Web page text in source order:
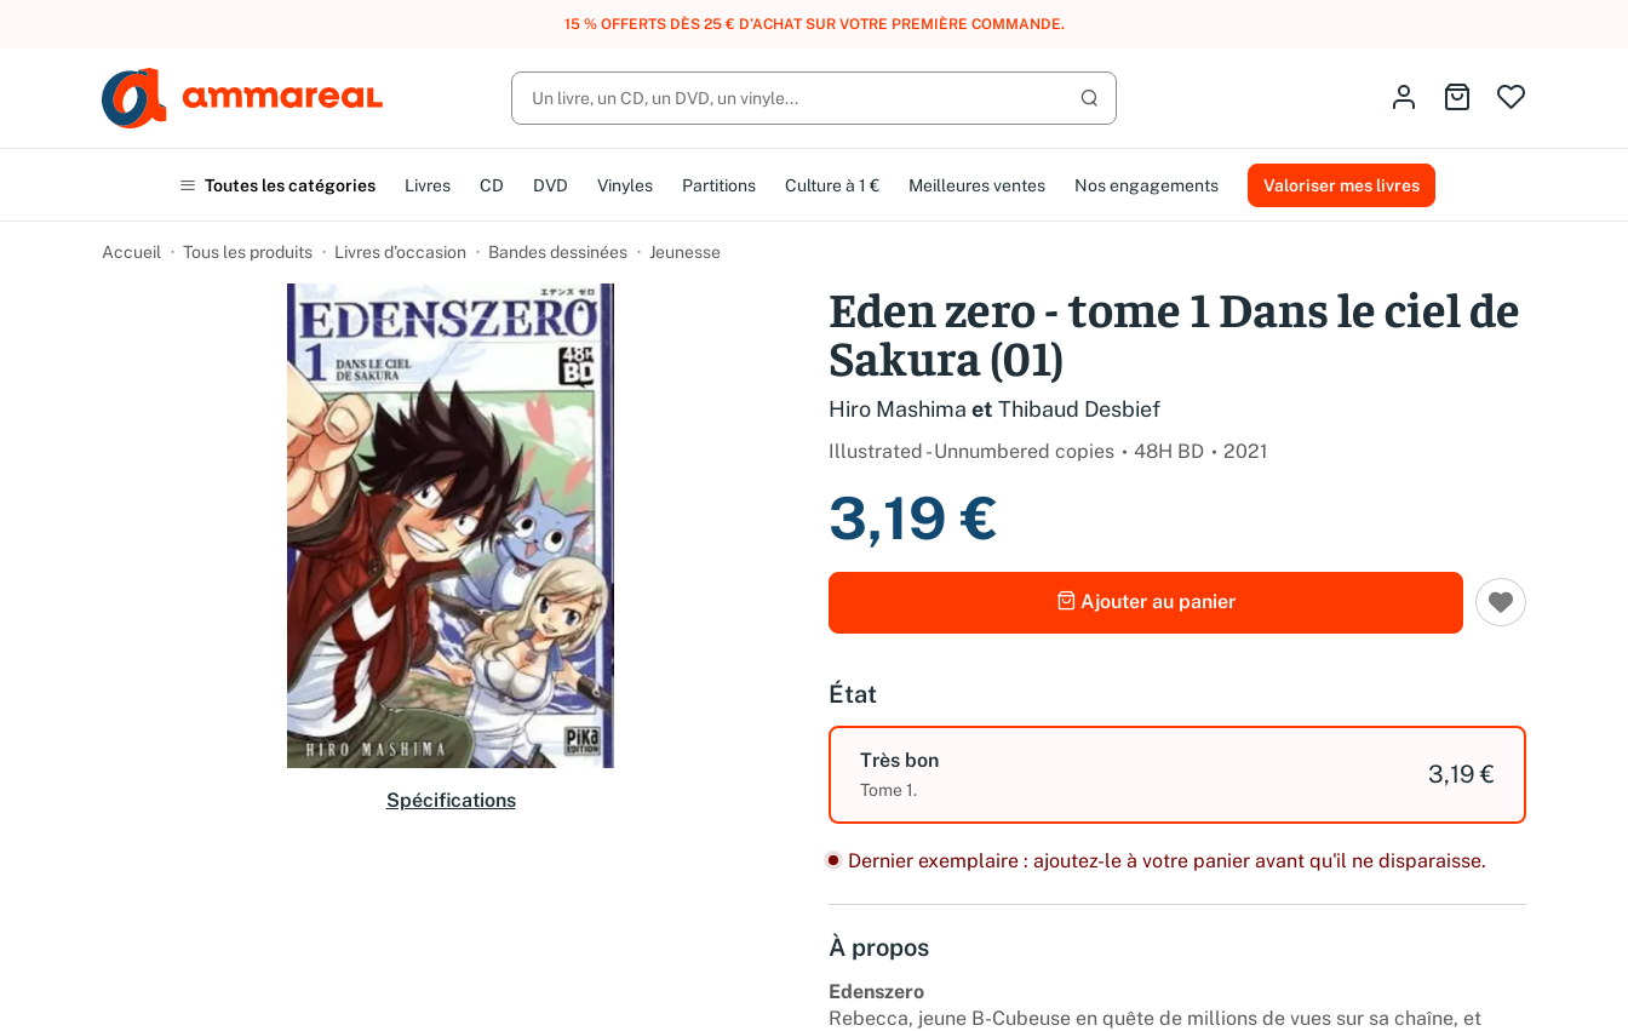
UN ACHAT, DES POINTS, DES RÉCOMPENSES :REJOIGNEZ GRATUITEMENT LE CLUB AMMAREAL.
Lancer la recherche
Identifiez-vousAller au panier
Toutes les catégories Livres CD DVD Vinyles Partitions Culture à 1 € Meilleures ventes Nos engagements Valoriser mes livres
Accueil Tous les produits Livres d’occasion Bandes dessinées Jeunesse
Spécifications
Eden zero - tome 1 Dans le ciel de
Sakura (01)
Hiro Mashima et Thibaud Desbief
Illustrated - Unnumbered copies 48H BD 2021
3,19 €
Ajouter au panier
État
Très bon
Tome 1.
3,19 €
Dernier exemplaire : ajoutez-le à votre panier avant qu'il ne disparaisse.
À propos
Edenszero
Rebecca, jeune B-Cubeuse en quête de millions de vues sur sa chaîne, et